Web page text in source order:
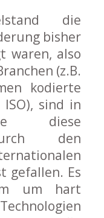
die
bisher
waren, also
(z.B.
kodierte
ISO), sind in
diese
den
gefallen. Es
um hart